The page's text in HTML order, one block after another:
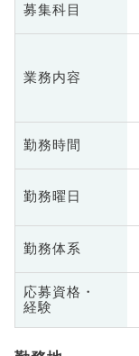
募集科目
業務内容
勤務時間
勤務曜日
勤務体系
応募資格・
経験